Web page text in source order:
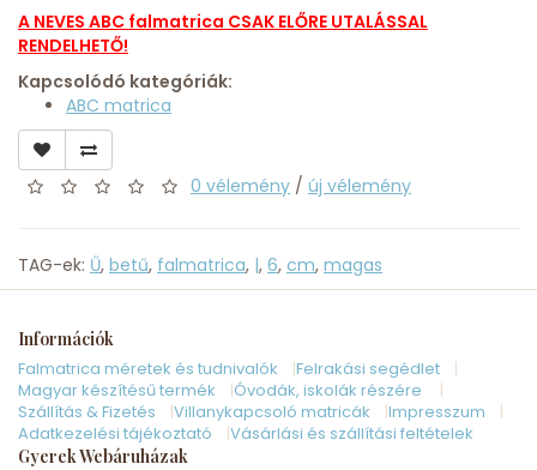
A NEVES ABC falmatrica CSAK ELŐRE UTALÁSSAL
RENDELHETŐ!
Kapcsolódó kategóriák:
ABC matrica
0 vélemény / új vélemény
TAG-ek: Ű, betű, falmatrica, |, 6, cm, magas
Információk
Falmatrica méretek és tudnivalók
Felrakási segédlet
Magyar készítésű termék
Óvodák, iskolák részére
Szállítás & Fizetés
Villanykapcsoló matricák
Impresszum
Adatkezelési tájékoztató
Vásárlási és szállítási feltételek
Gyerek Webáruházak